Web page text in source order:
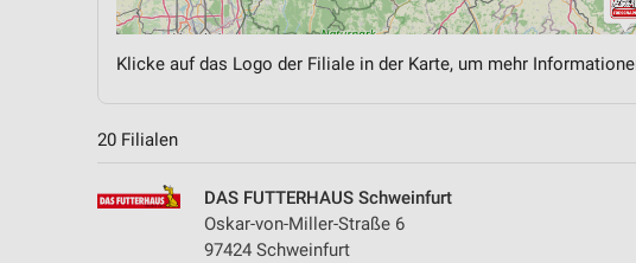
Klicke auf das Logo der Filiale in der Karte, um mehr
20 Filialen
DAS FUTTERHAUS Schweinfurt
Oskar-von-Miller-Straße 6
97424 Schweinfurt